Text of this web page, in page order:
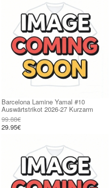
Barcelona Lamine Yamal #10
Auswärtstrikot 2026-27 Kurzarm
99.88€
29.95€